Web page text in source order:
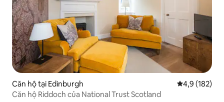
Căn hộ tại Edinburgh Xếp hạng
4,9 (182)
Căn hộ Riddoch của National Trust Scotland